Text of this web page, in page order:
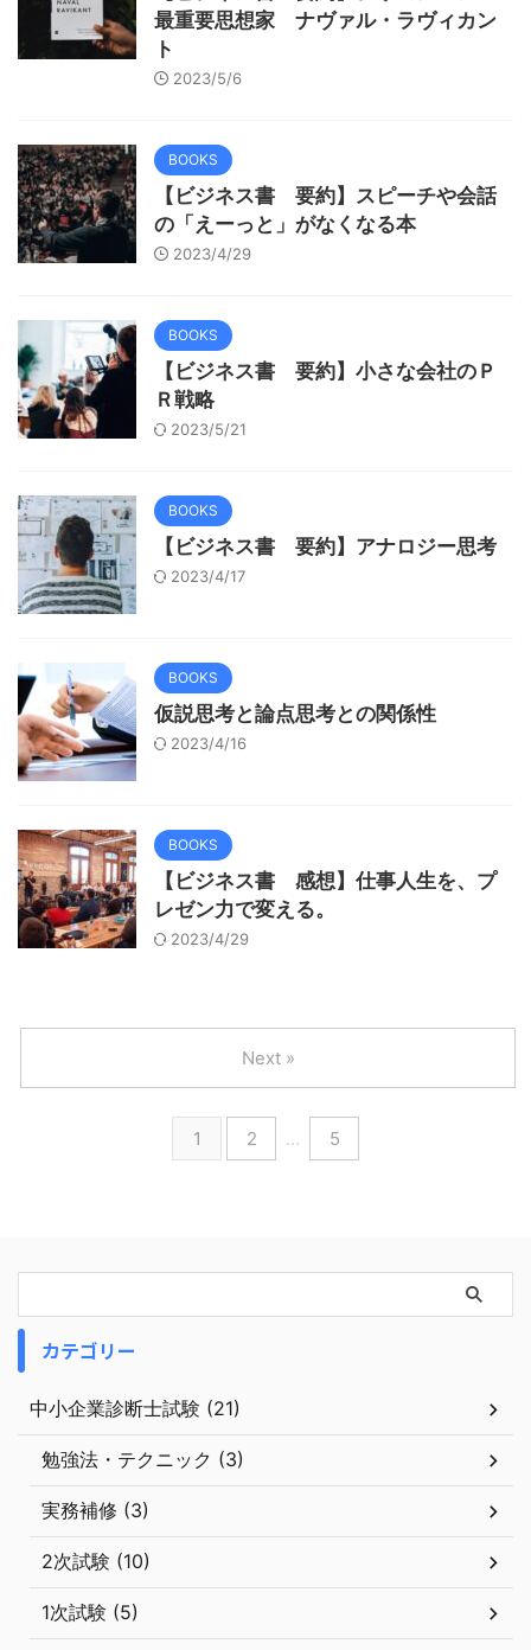
最重要思想家 ナヴァル・ラヴィカン
ト
2023/5/6
BOOKS
【ビジネス書 要約】スピーチや会話
の「えーっと」がなくなる本
2023/4/29
BOOKS
【ビジネス書 要約】小さな会社のＰ
Ｒ戦略
2023/5/21
BOOKS
【ビジネス書 要約】アナロジー思考
2023/4/17
BOOKS
仮説思考と論点思考との関係性
2023/4/16
BOOKS
【ビジネス書 感想】仕事人生を、プ
レゼン力で変える。
2023/4/29
1 2 … 5
Next »
カテゴリー
中小企業診断士試験 (21)
勉強法・テクニック (3)
実務補修 (3)
2次試験 (10)
1次試験 (5)